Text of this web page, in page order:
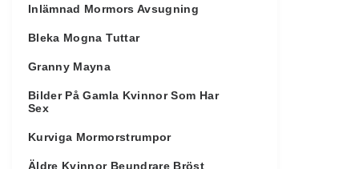
Inlämnad Mormors Avsugning
Bleka Mogna Tuttar
Granny Mayna
Bilder På Gamla Kvinnor Som Har
Sex
Kurviga Mormorstrumpor
Äldre Kvinnor Beundrare Bröst